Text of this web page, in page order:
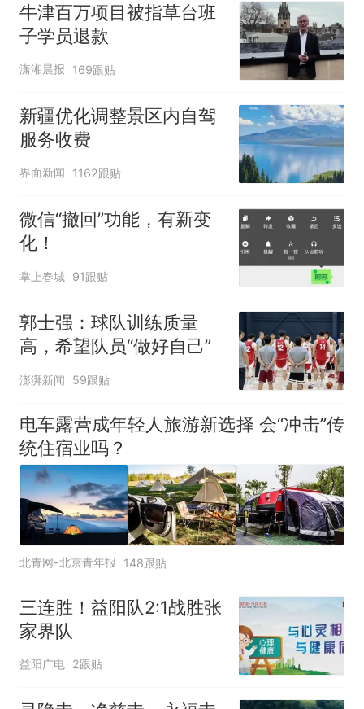
牛津百万项目被指草台班
子学员退款
潇湘晨报 169跟贴
新疆优化调整景区内自驾
服务收费
界面新闻 1162跟贴
微信“撤回”功能，有新变
化！
掌上春城 91跟贴
郭士强：球队训练质量
高，希望队员“做好自己”
澎湃新闻 59跟贴
电车露营成年轻人旅游新选择 会“冲击”传
统住宿业吗？
北青网-北京青年报 148跟贴
三连胜！益阳队2:1战胜张
家界队
益阳广电 2跟贴